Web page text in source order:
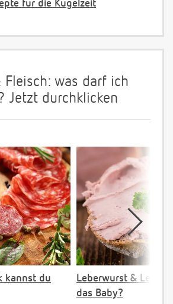
für die Kugelzeit
Fleisch: was darf ich
Jetzt durchklicken
kannst du
Leberwurst & Leber:
das Baby?